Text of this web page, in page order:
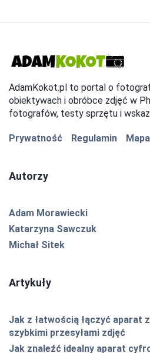
AdamKokot.pl to portal o
obiektywach i obróbce zdjęć w
fotografów, testy sprzętu i
Prywatność Regulamin Mapa
Autorzy
Adam Morawiecki
Katarzyna Sawczuk
Michał Sitek
Artykuły
Jak z łatwością łączyć aparat
szybkimi przesyłami zdjęć
Jak znaleźć idealny aparat